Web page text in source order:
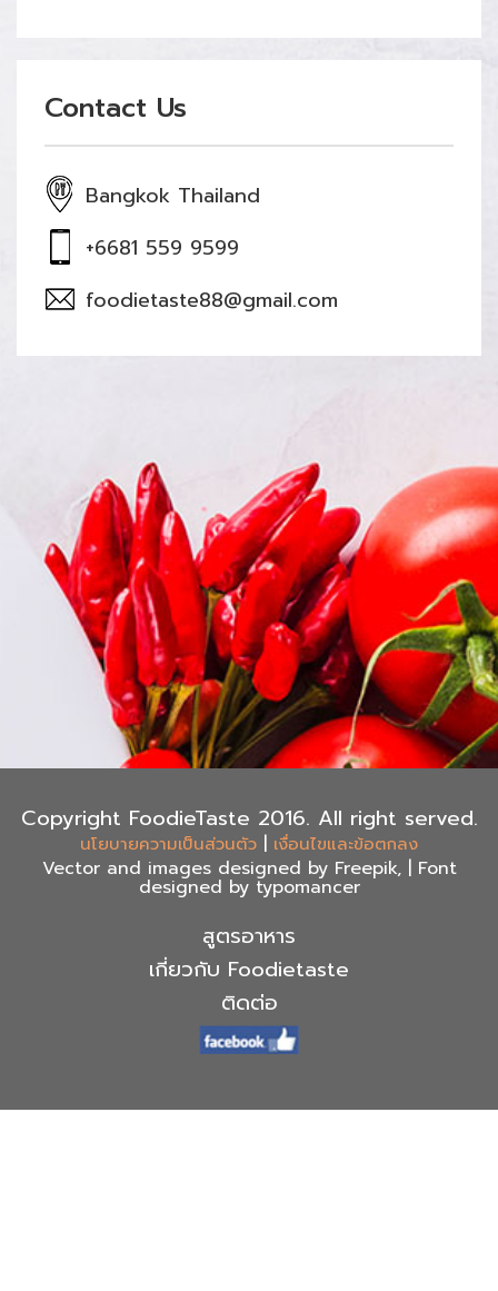
Contact Us
Bangkok Thailand
+6681 559 9599
foodietaste88@gmail.com
Copyright FoodieTaste 2016. All right served.
นโยบายความเป็นส่วนตัว | เงื่อนไขและข้อตกลง
Vector and images designed by Freepik, | Font
designed by typomancer
สูตรอาหาร
เกี่ยวกับ Foodietaste
ติดต่อ